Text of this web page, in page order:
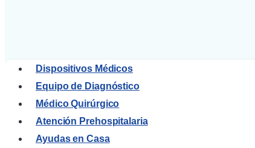
Dispositivos Médicos
Equipo de Diagnóstico
Médico Quirúrgico
Atención Prehospitalaria
Ayudas en Casa